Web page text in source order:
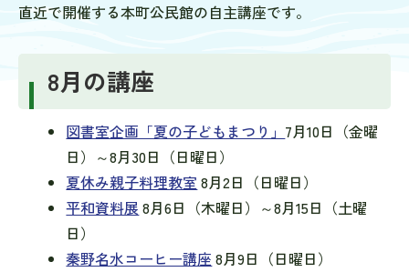
直近で開催する本町公民館の自主講座です。
8月の講座
図書室企画「夏の子どもまつり」 7月10日（金曜
日）～8月30日（日曜日）
夏休み親子料理教室 8月2日（日曜日）
平和資料展 8月6日（木曜日）～8月15日（土曜
日）
秦野名水コーヒー講座 8月9日（日曜日）